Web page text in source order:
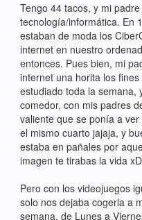
Tengo 44 tacos, y mi
tecnología/informática. En
estaban de moda los
internet en nuestro
entonces. Pues bien, mi
internet una horita los
estudiado toda la semana,
comedor, con mis padres
valiente que se ponía a
el mismo cuarto jajaja, y
estaba en pañales por
imagen te tirabas la vida xD
Pero con los videojuegos
solo nos dejaba cogerla a
semana, de Lunes a